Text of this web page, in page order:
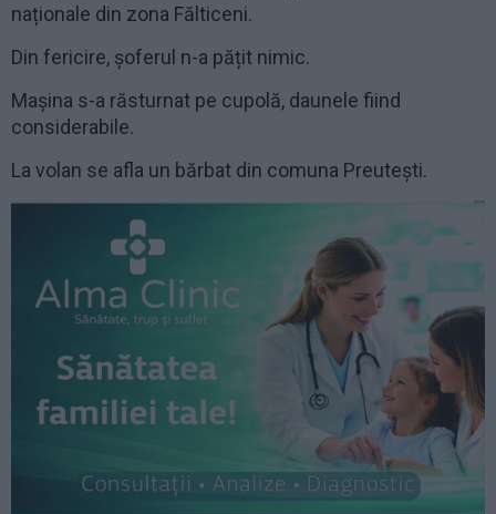
naționale din zona Fălticeni.
Din fericire, șoferul n-a pățit nimic.
Mașina s-a răsturnat pe cupolă, daunele fiind
considerabile.
La volan se afla un bărbat din comuna Preutești.